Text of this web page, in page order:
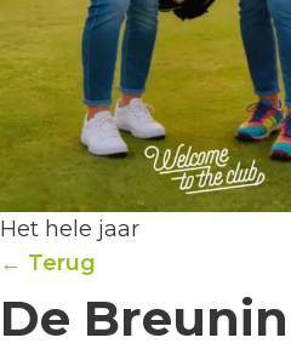
Het hele jaar
← Terug
De